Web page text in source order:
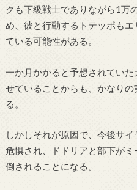
クも下級戦士でありながら1万
め、彼と行動するトテッポも
ている可能性がある。
一か月かかると予想されてい
せていることからも、かなり
る。
しかしそれが原因で、今後サ
危惧され、ドドリアと部下が
倒されることになる。